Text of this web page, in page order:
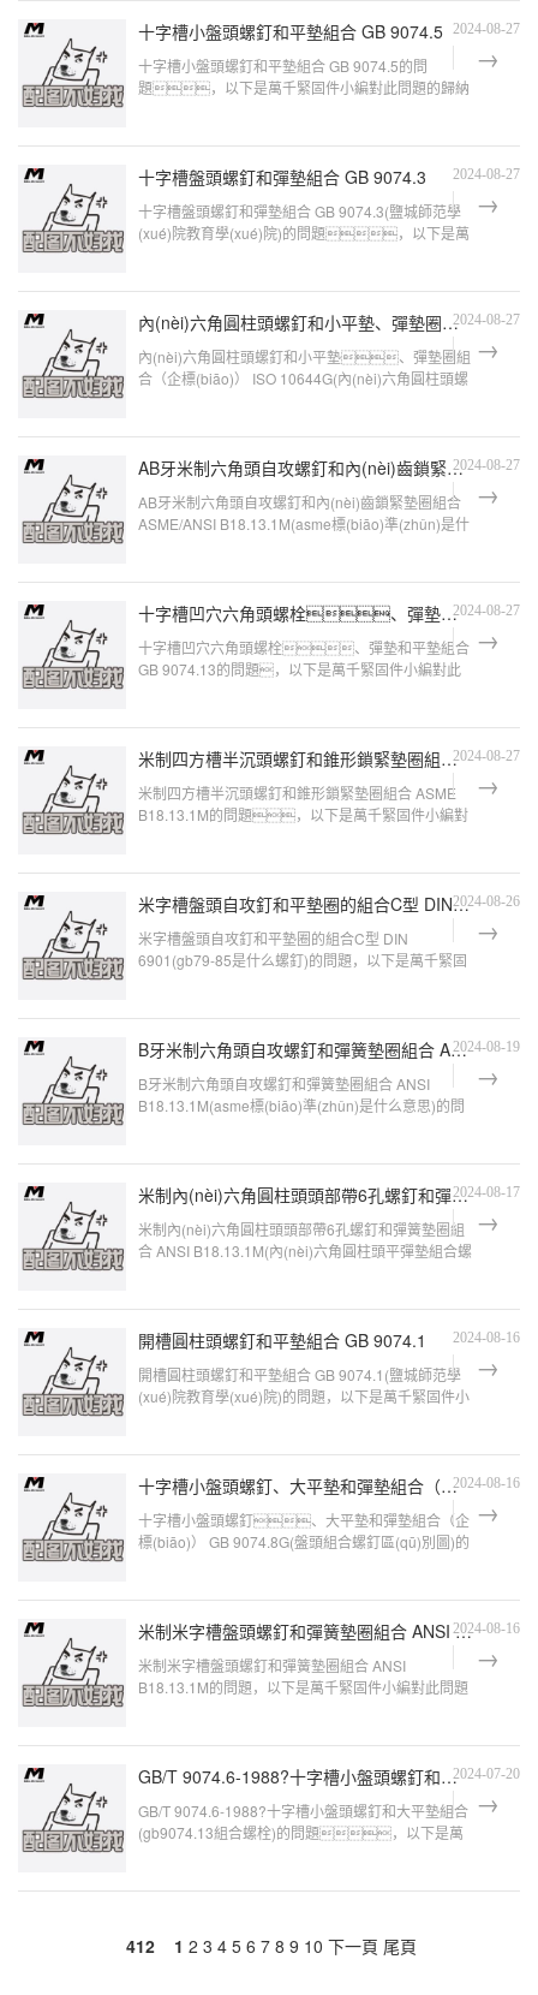
十字槽小盤頭螺釘和平墊組合 GB 9074.5 2024-08-27
十字槽小盤頭螺釘和平墊組合 GB 9074.5的問
題，以下是萬千緊固件小編對此問題的歸納
十字槽盤頭螺釘和彈墊組合 GB 9074.3 2024-08-27
十字槽盤頭螺釘和彈墊組合 GB 9074.3(鹽城師范學
(xué)院教育學(xué)院)的問題，以下是萬
內(nèi)六角圓柱頭螺釘和小平墊、彈墊圈組合（企標(biāo)） ISO 10644G2024-08-27
內(nèi)六角圓柱頭螺釘和小平墊、彈墊圈組
合（企標(biāo)） ISO 10644G(內(nèi)六角圓柱頭螺
AB牙米制六角頭自攻螺釘和內(nèi)齒鎖緊墊圈組合 ASME/ANSI B18.13.1M2024-08-27
AB牙米制六角頭自攻螺釘和內(nèi)齒鎖緊墊圈組合
ASME/ANSI B18.13.1M(asme標(biāo)準(zhǔn)是什
十字槽凹穴六角頭螺栓、彈墊和平墊組合 GB 9074.132024-08-27
十字槽凹穴六角頭螺栓、彈墊和平墊組合
GB 9074.13的問題，以下是萬千緊固件小編對此
米制四方槽半沉頭螺釘和錐形鎖緊墊圈組合 ASME B18.13.1M2024-08-27
米制四方槽半沉頭螺釘和錐形鎖緊墊圈組合 ASME
B18.13.1M的問題，以下是萬千緊固件小編對
米字槽盤頭自攻釘和平墊圈的組合C型 DIN 6901
2024-08-26
米字槽盤頭自攻釘和平墊圈的組合C型 DIN
6901(gb79-85是什么螺釘)的問題，以下是萬千緊固
B牙米制六角頭自攻螺釘和彈簧墊圈組合 ANSI B18.13.1M
2024-08-19
B牙米制六角頭自攻螺釘和彈簧墊圈組合 ANSI
B18.13.1M(asme標(biāo)準(zhǔn)是什么意思)的問
米制內(nèi)六角圓柱頭頭部帶6孔螺釘和彈簧墊圈組合 ANSI B18.13.1M
2024-08-17
米制內(nèi)六角圓柱頭頭部帶6孔螺釘和彈簧墊圈組
合 ANSI B18.13.1M(內(nèi)六角圓柱頭平彈墊組合螺
開槽圓柱頭螺釘和平墊組合 GB 9074.1 2024-08-16
開槽圓柱頭螺釘和平墊組合 GB 9074.1(鹽城師范學
(xué)院教育學(xué)院)的問題，以下是萬千緊固件小
十字槽小盤頭螺釘、大平墊和彈墊組合（企標(biāo)） GB 9074.8G2024-08-16
十字槽小盤頭螺釘、大平墊和彈墊組合（企
標(biāo)） GB 9074.8G(盤頭組合螺釘區(qū)別圖)的
米制米字槽盤頭螺釘和彈簧墊圈組合 ANSI B18.13.1M
2024-08-16
米制米字槽盤頭螺釘和彈簧墊圈組合 ANSI
B18.13.1M的問題，以下是萬千緊固件小編對此問題
GB/T 9074.6-1988?十字槽小盤頭螺釘和大平墊組合2024-07-20
GB/T 9074.6-1988?十字槽小盤頭螺釘和大平墊組合
(gb9074.13組合螺栓)的問題，以下是萬
412 1 2 3 4 5 6 7 8 9 10 下一頁 尾頁